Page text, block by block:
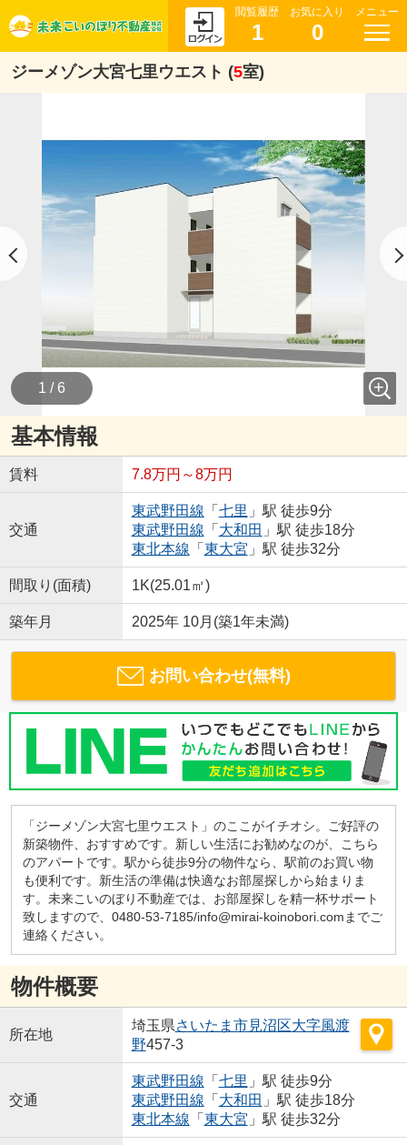
閲覧履歴
1
お気に入り
0
メニュー
ジーメゾン大宮七里ウエスト (5室)
1 / 6
基本情報
賃料 7.8万円～8万円
交通
東武野田線 「 七里 」駅 徒歩9分
東武野田線 「 大和田 」駅 徒歩18分
東北本線 「 東大宮 」駅 徒歩32分
間取り(面積) 1K(25.01㎡)
築年月 2025年 10月(築1年未満)
お問い合わせ(無料)
「ジーメゾン大宮七里ウエスト」のここがイチオシ。ご好評の
新築物件、おすすめです。新しい生活にお勧めなのが、こちら
のアパートです。駅から徒歩9分の物件なら、駅前のお買い物
も便利です。新生活の準備は快適なお部屋探しから始まりま
す。未来こいのぼり不動産では、お部屋探しを精一杯サポート
致しますので、0480-53-7185/info@mirai-koinobori.comまでご
連絡ください。
物件概要
所在地
埼玉県さいたま市見沼区大字風渡
野457-3
交通
東武野田線 「 七里 」駅 徒歩9分
東武野田線 「 大和田 」駅 徒歩18分
東北本線 「 東大宮 」駅 徒歩32分